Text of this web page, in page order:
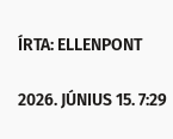
ÍRTA: ELLENPONT
2026. JÚNIUS 15. 7:29